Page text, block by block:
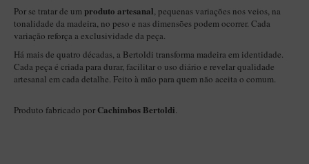
Barolo
CACHIMBOS ARTESANAIS DE BRIAR ITALIANO
Maestro – Briar Italiano
Churchwarden – Briar Italiano
Por se tratar de um produto artesanal, pequenas variações nos veios, na
tonalidade da madeira, no peso e nas dimensões podem ocorrer. Cada
variação reforça a exclusividade da peça.
Há mais de quatro décadas, a Bertoldi transforma madeira em identidade.
Cada peça é criada para durar, facilitar o uso diário e revelar qualidade
artesanal em cada detalhe. Feito à mão para quem não aceita o comum.
Produto fabricado por Cachimbos Bertoldi.